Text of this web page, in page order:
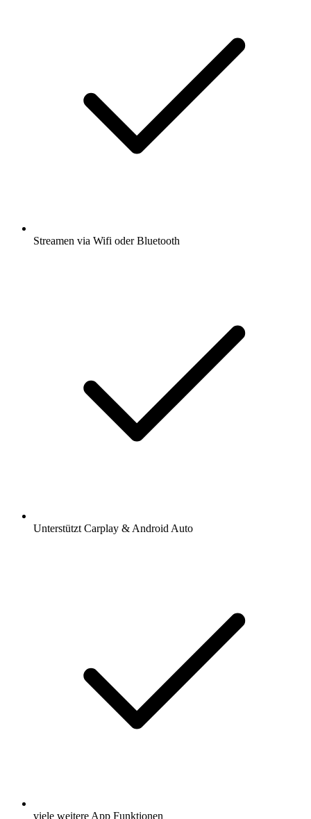
Streamen via Wifi oder Bluetooth
Unterstützt Carplay & Android Auto
viele weitere App Funktionen